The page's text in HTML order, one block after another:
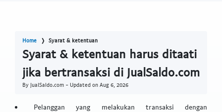
Home Syarat & ketentuan
Syarat & ketentuan harus ditaati
jika bertransaksi di JualSaldo.com
By JualSaldo.com - Updated on Aug 6, 2026
Pelanggan yang melakukan transaksi dengan